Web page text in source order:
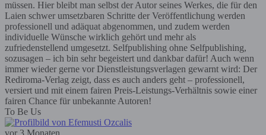
müssen. Hier bleibt man selbst der Autor seines Werkes, die für den
Laien schwer umsetzbaren Schritte der Veröffentlichung werden
professionell und adäquat abgenommen, und zudem werden
individuelle Wünsche wirklich gehört und mehr als
zufriedenstellend umgesetzt. Selfpublishing ohne Selfpublishing,
sozusagen – ich bin sehr begeistert und dankbar dafür! Auch wenn
immer wieder gerne vor Dienstleistungsverlagen gewarnt wird: Der
Rediroma-Verlag zeigt, dass es auch anders geht – professionell,
versiert und mit einem fairen Preis-Leistungs-Verhältnis sowie einer
fairen Chance für unbekannte Autoren!
To Be Us